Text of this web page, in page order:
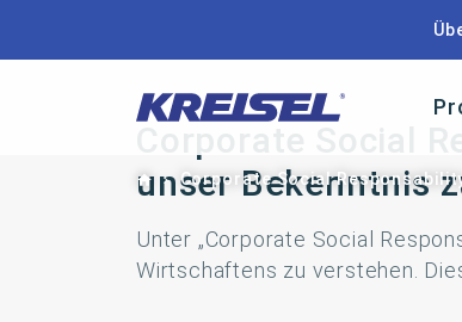
HomeCorporate Social
unser Bekenntnis
Unter „Corporate Social
Wirtschaftens zu verstehen.